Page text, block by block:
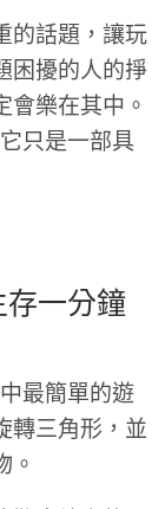
的話題，讓玩
困擾的人的掙
會樂在其中。
只是一部具
存一分鐘
最簡單的遊
轉三角形，並
。